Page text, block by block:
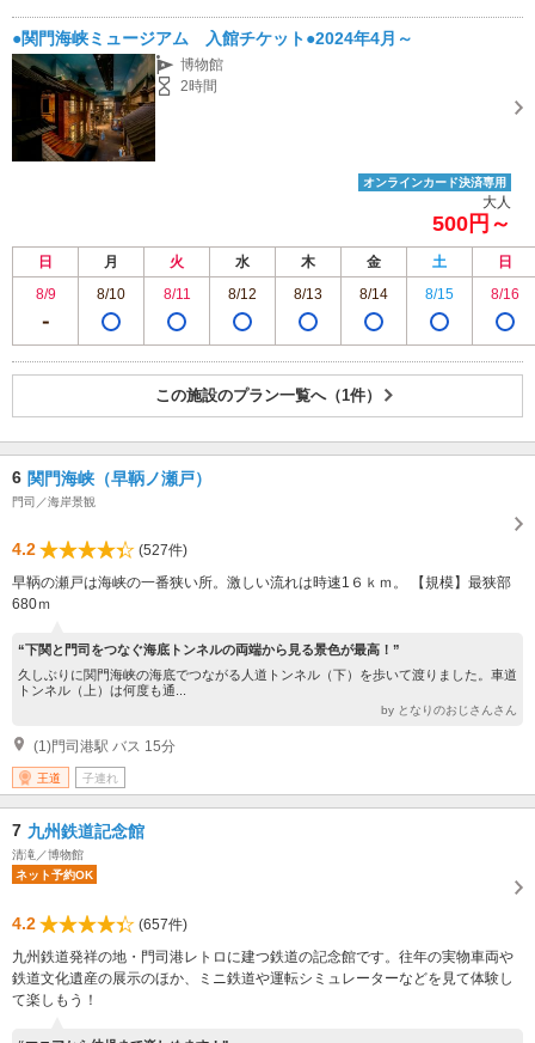
●関門海峡ミュージアム 入館チケット●2024年4月～
博物館
2時間
オンラインカード決済専用
大人
500円～
日 月 火 水 木 金 土
日
8/9
8/10 8/11 8/12 8/13 8/14 8/15 8/16
この施設のプラン一覧へ（1件）
6 関門海峡（早鞆ノ瀬戸）
門司／海岸景観
4.2
(527件)
早鞆の瀬戸は海峡の一番狭い所。激しい流れは時速1６ｋｍ。 【規模】最狭部
680ｍ
“下関と門司をつなぐ海底トンネルの両端から見る景色が最高！”
久しぶりに関門海峡の海底でつながる人道トンネル（下）を歩いて渡りました。車道
トンネル（上）は何度も通...
by となりのおじさんさん
(1)門司港駅 バス 15分
王道 子連れ
7 九州鉄道記念館
清滝／博物館
ネット予約OK
4.2
(657件)
九州鉄道発祥の地・門司港レトロに建つ鉄道の記念館です。往年の実物車両や
鉄道文化遺産の展示のほか、ミニ鉄道や運転シミュレーターなどを見て体験し
て楽しもう！